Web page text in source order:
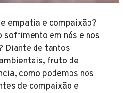
empatia e compaixão?
sofrimento em nós e nos
Diante de tantos
fruto de
como podemos nos
de compaixão e